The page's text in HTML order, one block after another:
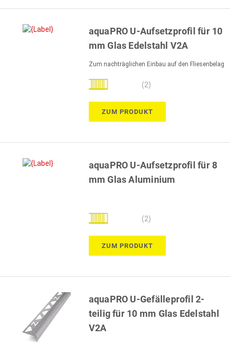
aquaPRO U-Aufsetzprofil für 10
mm Glas Edelstahl V2A
Zum nachträglichen Einbau auf den Fliesenbelag
Bewertung: (2)
ZUM PRODUKT
aquaPRO U-Aufsetzprofil für 8
mm Glas Aluminium
Bewertung: (2)
ZUM PRODUKT
aquaPRO U-Gefälleprofil 2-
teilig für 10 mm Glas Edelstahl
V2A